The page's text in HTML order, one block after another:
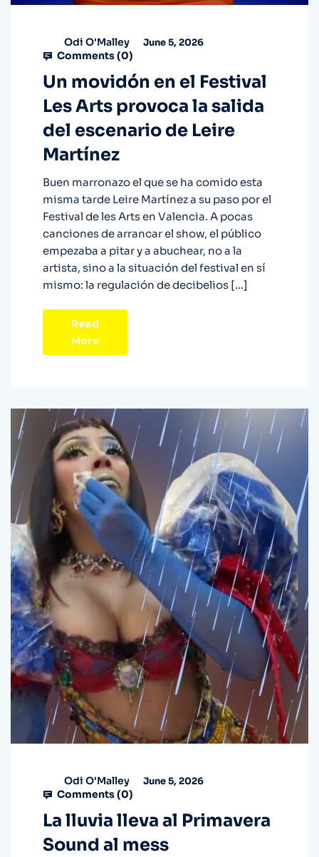
Odi O'Malley June 5, 2026
Comments (0)
Un movidón en el Festival
Les Arts provoca la salida
del escenario de Leire
Martínez
Buen marronazo el que se ha comido esta
misma tarde Leire Martínez a su paso por el
Festival de les Arts en Valencia. A pocas
canciones de arrancar el show, el público
empezaba a pitar y a abuchear, no a la
artista, sino a la situación del festival en sí
mismo: la regulación de decibelios […]
Read
More
Odi O'Malley June 5, 2026
Comments (0)
La lluvia lleva al Primavera
Sound al mess